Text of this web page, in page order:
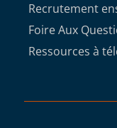
Recrutement
Foire Aux
Ressources à